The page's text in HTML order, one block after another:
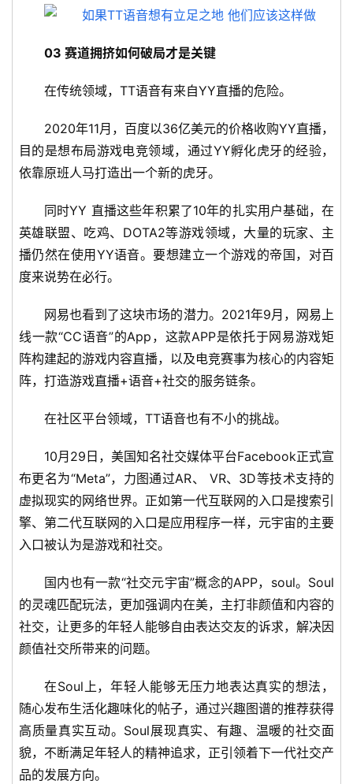
03 赛道拥挤如何破局才是关键
在传统领域，TT语音有来自YY直播的危险。
2020年11月，百度以36亿美元的价格收购YY直播，
目的是想布局游戏电竞领域，通过YY孵化虎牙的经验，
依靠原班人马打造出一个新的虎牙。
同时YY 直播这些年积累了10年的扎实用户基础，在
英雄联盟、吃鸡、DOTA2等游戏领域，大量的玩家、主
播仍然在使用YY语音。要想建立一个游戏的帝国，对百
度来说势在必行。
网易也看到了这块市场的潜力。2021年9月，网易上
线一款“CC语音”的App，这款APP是依托于网易游戏矩
阵构建起的游戏内容直播，以及电竞赛事为核心的内容矩
阵，打造游戏直播+语音+社交的服务链条。
在社区平台领域，TT语音也有不小的挑战。
10月29日，美国知名社交媒体平台Facebook正式宣
布更名为“Meta”，力图通过AR、 VR、3D等技术支持的
虚拟现实的网络世界。正如第一代互联网的入口是搜索引
擎、第二代互联网的入口是应用程序一样，元宇宙的主要
入口被认为是游戏和社交。
国内也有一款“社交元宇宙”概念的APP，soul。Soul
的灵魂匹配玩法，更加强调内在美，主打非颜值和内容的
社交，让更多的年轻人能够自由表达交友的诉求，解决因
颜值社交所带来的问题。
在Soul上，年轻人能够无压力地表达真实的想法，
随心发布生活化趣味化的帖子，通过兴趣图谱的推荐获得
高质量真实互动。Soul展现真实、有趣、温暖的社交面
貌，不断满足年轻人的精神追求，正引领着下一代社交产
品的发展方向。